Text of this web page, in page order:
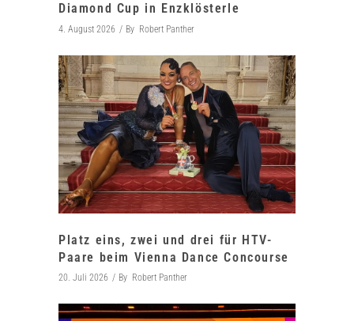
Diamond Cup in Enzklösterle
4. August 2026 By Robert Panther
Platz eins, zwei und drei für HTV-
Paare beim Vienna Dance Concourse
20. Juli 2026 By Robert Panther